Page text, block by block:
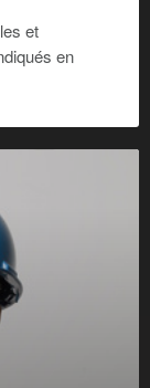
et
en